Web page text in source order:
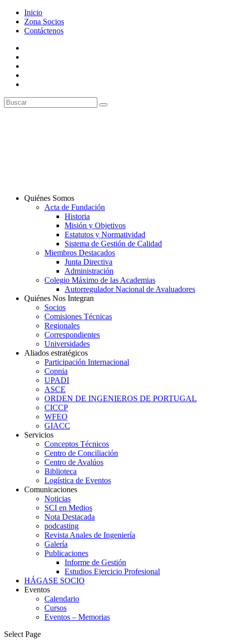
Inicio
Zona Socios
Contáctenos
Quiénes Somos
Acta de Fundación
Historia
Misión y Objetivos
Estatutos y Normatividad
Sistema de Gestión de Calidad
Miembros Destacados
Junta Directiva
Administración
Colegio Máximo de las Academias
Autorregulador Nacional de Avaluadores
Quiénes Nos Integran
Socios
Comisiones Técnicas
Regionales
Correspondientes
Universidades
Aliados estratégicos
Participación Internacional
Copnia
UPADI
ASCE
ORDEN DE INGENIEROS DE PORTUGAL
CICCP
WFEO
GIACC
Servicios
Conceptos Técnicos
Centro de Conciliación
Centro de Avalúos
Biblioteca
Logística de Eventos
Comunicaciones
Noticias
SCI en Medios
Nota Destacada
podcasting
Revista Anales de Ingeniería
Galería
Publicaciones
Informe de Gestión
Estudios Ejercicio Profesional
HÁGASE SOCIO
Eventos
Calendario
Cursos
Eventos – Memorias
Select Page